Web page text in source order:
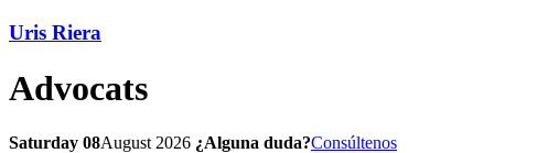
Uris Riera
Advocats
Saturday 08August 2026 ¿Alguna duda?Consúltenos